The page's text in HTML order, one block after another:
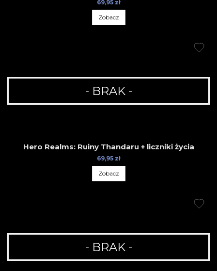
69,95 zł
Zobacz
- BRAK -
Hero Realms: Ruiny Thandaru + liczniki życia
69,95 zł
Zobacz
- BRAK -